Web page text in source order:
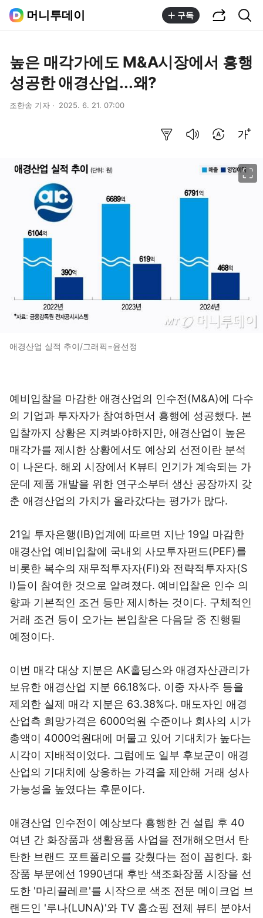
머니투데이 구독
높은 매각가에도 M&A시장에서 흥행
성공한 애경산업...왜?
조한송 기자 2025. 6. 21. 07:00
애경산업 실적 추이/그래픽=윤선정
예비입찰을 마감한 애경산업의 인수전(M&A)에 다수
의 기업과 투자자가 참여하면서 흥행에 성공했다. 본
입찰까지 상황은 지켜봐야하지만, 애경산업이 높은
매각가를 제시한 상황에서도 예상외 선전이란 분석
이 나온다. 해외 시장에서 K뷰티 인기가 계속되는 가
운데 제품 개발을 위한 연구소부터 생산 공장까지 갖
춘 애경산업의 가치가 올라갔다는 평가가 많다.
21일 투자은행(IB)업계에 따르면 지난 19일 마감한
애경산업 예비입찰에 국내외 사모투자펀드(PEF)를
비롯한 복수의 재무적투자자(FI)와 전략적투자자(S
I)들이 참여한 것으로 알려졌다. 예비입찰은 인수 의
향과 기본적인 조건 등만 제시하는 것이다. 구체적인
거래 조건 등이 오가는 본입찰은 다음달 중 진행될
예정이다.
이번 매각 대상 지분은 AK홀딩스와 애경자산관리가
보유한 애경산업 지분 66.18%다. 이중 자사주 등을
제외한 실제 매각 지분은 63.38%다. 매도자인 애경
산업측 희망가격은 6000억원 수준이나 회사의 시가
총액이 4000억원대에 머물고 있어 기대치가 높다는
시각이 지배적이었다. 그럼에도 일부 후보군이 애경
산업의 기대치에 상응하는 가격을 제안해 거래 성사
가능성을 높였다는 후문이다.
애경산업 인수전이 예상보다 흥행한 건 설립 후 40
여년 간 화장품과 생활용품 사업을 전개해오면서 탄
탄한 브랜드 포트폴리오를 갖췄다는 점이 꼽힌다. 화
장품 부문에선 1990년대 후반 색조화장품 시장을 선
도한 '마리끌레르'를 시작으로 색조 전문 메이크업 브
랜드인 '루나(LUNA)'와 TV 홈쇼핑 전체 뷰티 분야서